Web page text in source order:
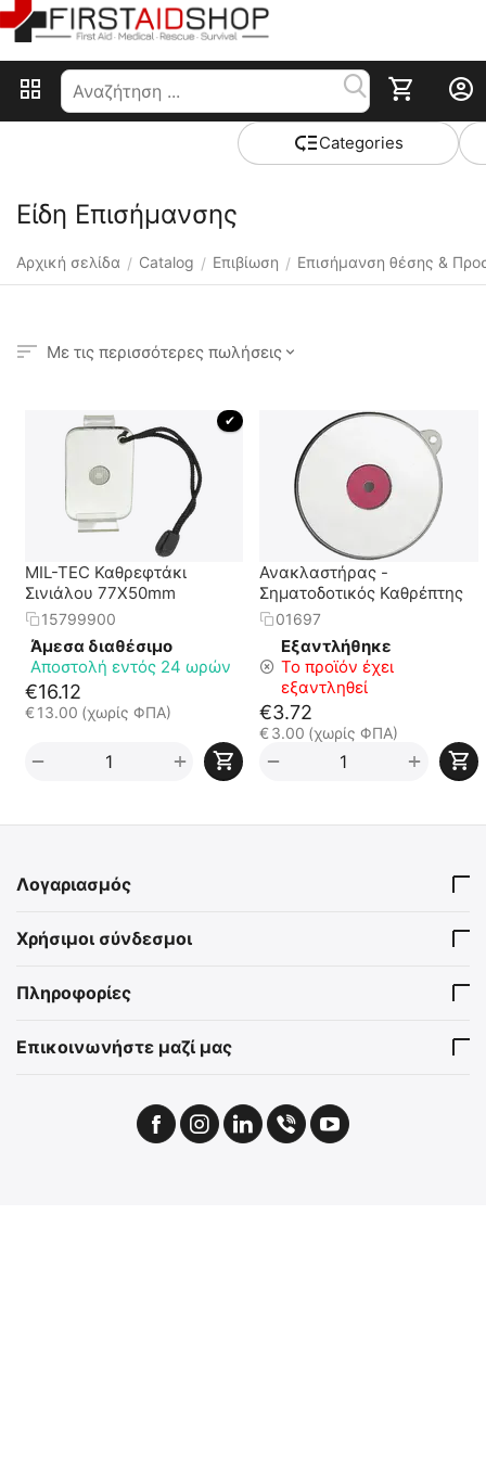
Сategories
Είδη Επισήμανσης
Αρχική σελίδα / Catalog / Επιβίωση / Επισήμανση θέσης &
Με τις περισσότερες πωλήσεις
✔
MIL-TEC Καθρεφτάκι
Σινιάλου 77X50mm
15799900
Άμεσα διαθέσιμο
Αποστολή εντός 24 ωρών
€16.12
€ 13.00 (χωρίς ΦΠΑ)
+
−
Ανακλαστήρας -
Σηματοδοτικός Καθρέπτης
01697
Εξαντλήθηκε
Το προϊόν έχει
εξαντληθεί
€3.72
€3.00 (χωρίς ΦΠΑ)
+
−
Λογαριασμός
Χρήσιμοι σύνδεσμοι
Πληροφορίες
Επικοινωνήστε μαζί μας